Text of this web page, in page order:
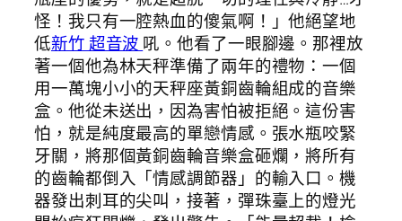
怪！我只有一腔熱血的傻氣啊！」他絕望地
低新竹 超音波 吼。他看了一眼腳邊。那裡放
著一個他為林天秤準備了兩年的禮物：一個
用一萬塊小小的天秤座黃銅齒輪組成的音樂
盒。他從未送出，因為害怕被拒絕。這份害
怕，就是純度最高的單戀情感。張水瓶咬緊
牙關，將那個黃銅齒輪音樂盒砸爛，將所有
的齒輪都倒入「情感調節器」的輸入口。機
器發出刺耳的尖叫，接著，彈珠臺上的燈光